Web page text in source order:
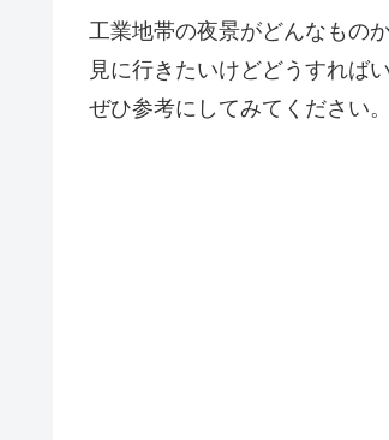
工業地帯の夜景がどんなもの
見に行きたいけどどうすれば
ぜひ参考にしてみてください。